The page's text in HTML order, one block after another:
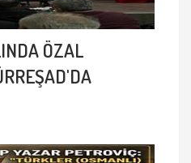
ÖZAL